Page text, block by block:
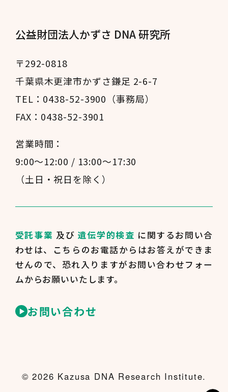
公益財団法人かずさ DNA 研究所
〒292-0818
千葉県木更津市かずさ鎌足 2-6-7
TEL：0438-52-3900（事務局）
FAX：0438-52-3901
営業時間：
9:00～12:00 / 13:00～17:30
（土日・祝日を除く）
受託事業 及び 遺伝学的検査 に関するお問い合
わせは、
こちらのお電話からはお答えができま
せんので、 恐れ入りますがお問い合わせフォー
ムからお願いいたします。
お問い合わせ
© 2026 Kazusa DNA Research Institute.